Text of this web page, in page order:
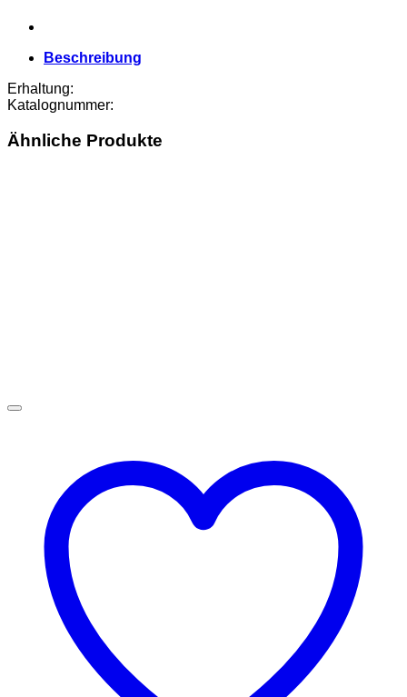
zusätzliche
Menge
Beschreibung
Erhaltung:
Katalognummer:
Ähnliche Produkte